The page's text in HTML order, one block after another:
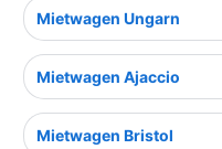
Mietwagen Ungarn
Mietwagen Ajaccio
Mietwagen Bristol